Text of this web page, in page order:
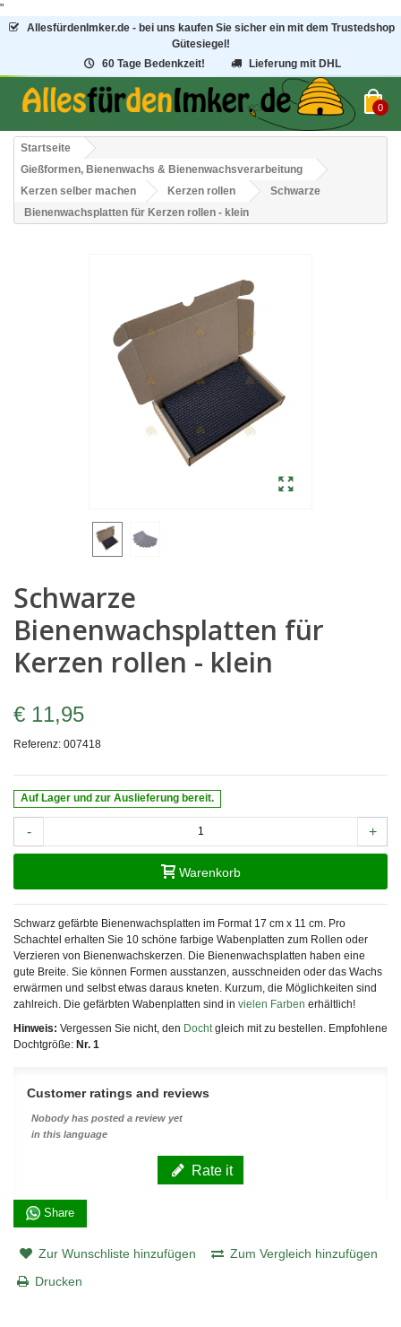
"
AllesfürdenImker.de - bei uns kaufen Sie sicher ein mit dem Trustedshop
Gütesiegel!
60 Tage Bedenkzeit!
Lieferung mit DHL
0
Startseite
Gießformen, Bienenwachs & Bienenwachsverarbeitung
Kerzen selber machen
Kerzen rollen
Schwarze
Bienenwachsplatten für Kerzen rollen - klein
Schwarze
Bienenwachsplatten für
Kerzen rollen - klein
€ 11,95
Referenz: 007418
Auf Lager und zur Auslieferung bereit.
- +
Warenkorb
Schwarz gefärbte Bienenwachsplatten im Format 17 cm x 11 cm. Pro
Schachtel erhalten Sie 10 schöne farbige Wabenplatten zum Rollen oder
Verzieren von Bienenwachskerzen. Die Bienenwachsplatten haben eine
gute Breite. Sie können Formen ausstanzen, ausschneiden oder das Wachs
erwärmen und selbst etwas daraus kneten. Kurzum, die Möglichkeiten sind
zahlreich. Die gefärbten Wabenplatten sind in vielen Farben erhältlich!
Hinweis: Vergessen Sie nicht, den Dochtgleich mit zu bestellen. Empfohlene
Dochtgröße: Nr. 1
Customer ratings and reviews
Nobody has posted a review yet
in this language
Rate it
Share
Zur Wunschliste hinzufügen
Zum Vergleich hinzufügen
Drucken